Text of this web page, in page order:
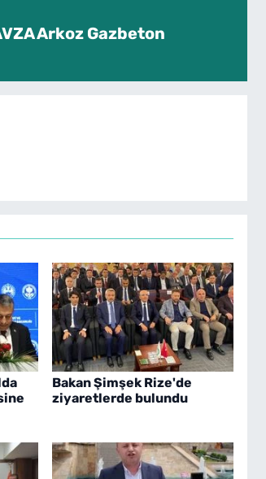
Arkoz Gazbeton
Bakan Şimşek Rize'de
ziyaretlerde bulundu